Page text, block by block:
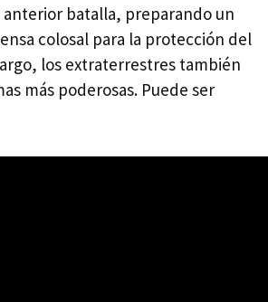
anterior batalla, preparando un
colosal para la protección del
los extraterrestres también
más poderosas. Puede ser